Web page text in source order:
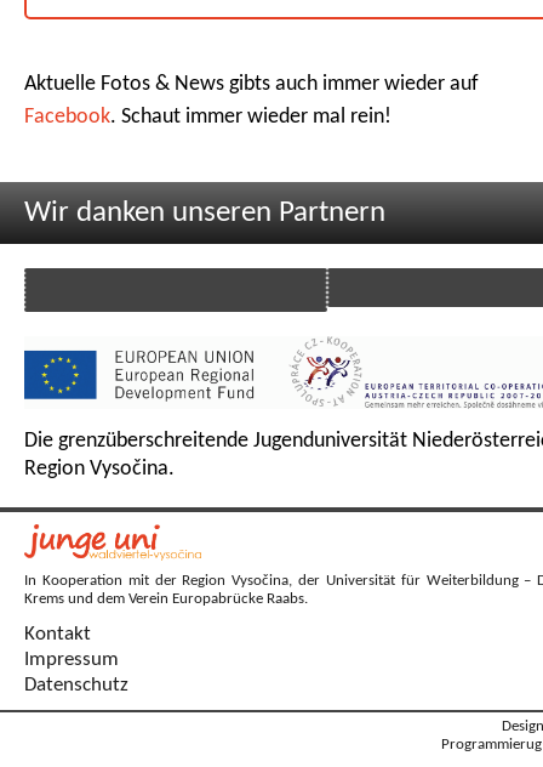
Aktuelle Fotos & News gibts auch immer wieder auf
Facebook. Schaut immer wieder mal rein!
Wir danken unseren Partnern
Die grenzüberschreitende Jugenduniversität
Region Vysočina.
In Kooperation mit der Region Vysočina, der Universität für Weiterbildung –
Krems und dem Verein Europabrücke Raabs.
Kontakt
Impressum
Datenschutz